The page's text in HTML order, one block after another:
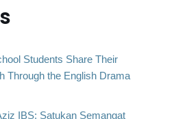
Students Share Their
Through the English Drama
IBS: Satukan Semangat